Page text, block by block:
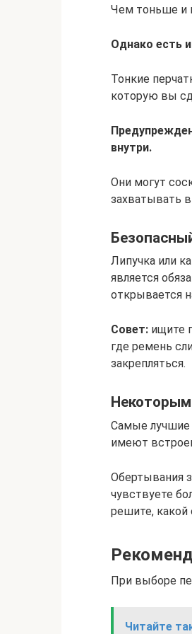
Чем тоньше и
Однако есть
Тонкие
которую вы
внутри.
Они могут
захватывать
Липучка или
является
открывается
Совет: ищите
где ремень
закрепляться.
Самые лучшие
имеют
Обертывания
чувствуете
решите, какой
При выборе
Читайте